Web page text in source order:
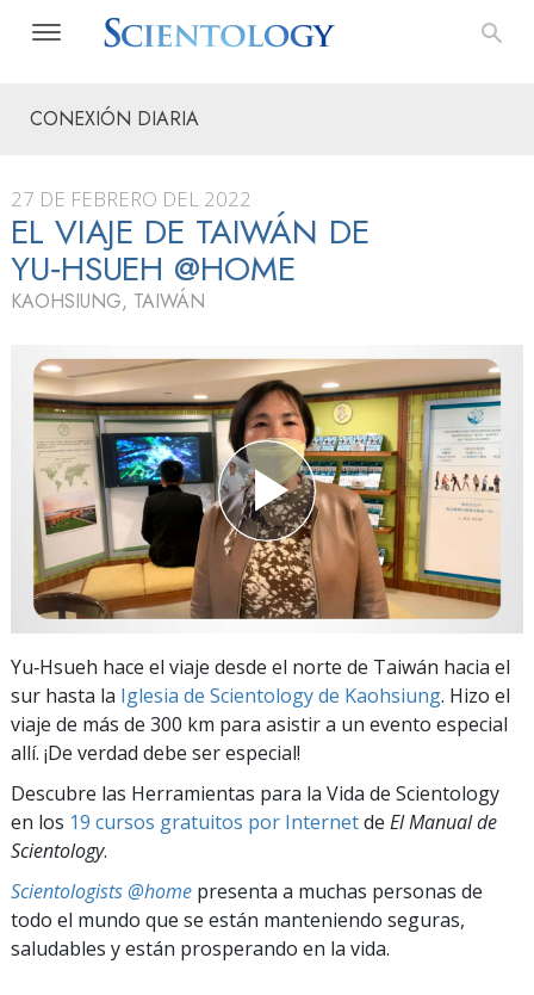
CONEXIÓN DIARIA
27 DE FEBRERO DEL 2022
EL VIAJE DE TAIWÁN DE
YU‑HSUEH @HOME
KAOHSIUNG, TAIWÁN
Yu‑Hsueh hace el viaje desde el norte de Taiwán hacia el
sur hasta la Iglesia de Scientology de Kaohsiung. Hizo el
viaje de más de 300 km para asistir a un evento especial
allí. ¡De verdad debe ser especial!
Descubre las Herramientas para la Vida de Scientology
en los 19 cursos gratuitos por Internetde El Manual de
Scientology.
Scientologists @home presenta a muchas personas de
todo el mundo que se están manteniendo seguras,
saludables y están prosperando en la vida.